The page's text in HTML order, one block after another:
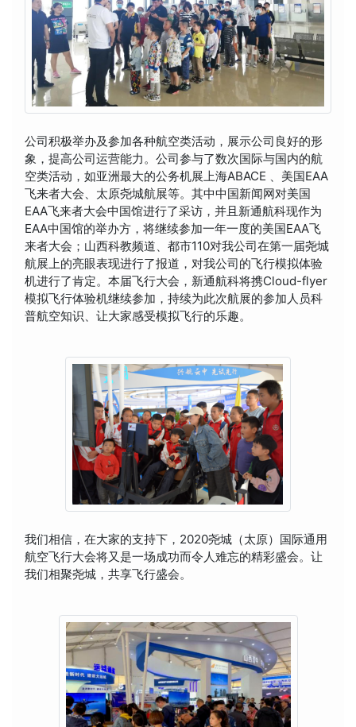
公司积极举办及参加各种航空类活动，展示公司良好的形
象，提高公司运营能力。公司参与了数次国际与国内的航
空类活动，如亚洲最大的公务机展上海ABACE 、美国EAA
飞来者大会、太原尧城航展等。其中中国新闻网对美国
EAA飞来者大会中国馆进行了采访，并且新通航科现作为
EAA中国馆的举办方，将继续参加一年一度的美国EAA飞
来者大会；山西科教频道、都市110对我公司在第一届尧城
航展上的亮眼表现进行了报道，对我公司的飞行模拟体验
机进行了肯定。本届飞行大会，新通航科将携Cloud-flyer
模拟飞行体验机继续参加，持续为此次航展的参加人员科
普航空知识、让大家感受模拟飞行的乐趣。
我们相信，在大家的支持下，2020尧城（太原）国际通用
航空飞行大会将又是一场成功而令人难忘的精彩盛会。让
我们相聚尧城，共享飞行盛会。